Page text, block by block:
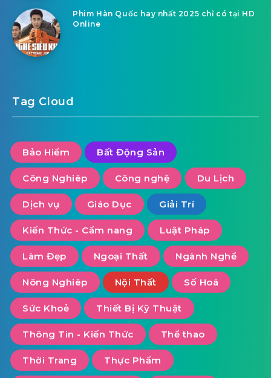
Phim Hàn Quốc hay nhất 2025 chỉ có tại HD
Online
Tag Cloud
Bảo Hiểm Bất Động Sản
Công Nghiêp Công nghệ Du Lịch
Dịch vụ Giáo Dục Giải Trí
Kiến Thức - Cẩm nang Luật Pháp
Làm Đẹp Ngoại Thất Ngành Nghề
Nông Nghiêp Nội Thất Số Hoá
Sức Khoẻ Thiết Bị Kỹ Thuật
Thông Tin - Kiến Thức Thể thao
Thời Trang Thực Phẩm